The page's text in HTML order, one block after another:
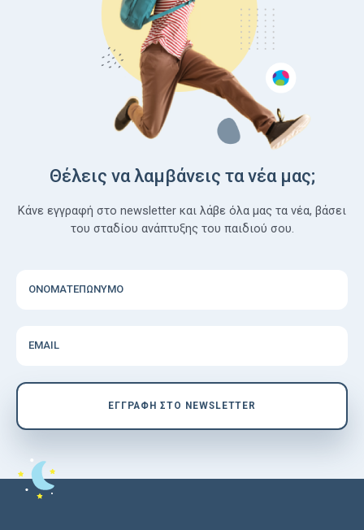
Θέλεις να λαμβάνεις τα νέα μας;
Κάνε εγγραφή στο newsletter και λάβε όλα μας τα νέα, βάσει
του σταδίου ανάπτυξης του παιδιού σου.
ΟΝΟΜΑΤΕΠΩΝΥΜΟ
EMAIL
EΓΓΡΑΦΗ ΣΤΟ NEWSLETTER